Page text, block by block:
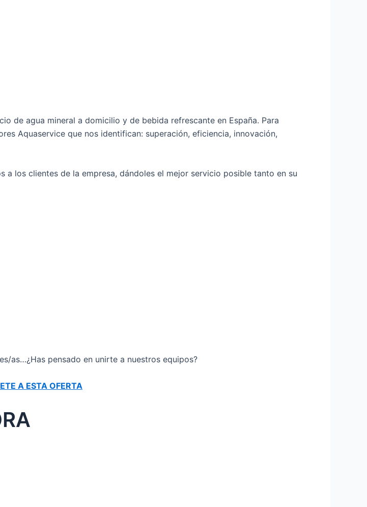
de agua mineral a domicilio y de bebida refrescante en España. Para
Aquaservice que nos identifican: superación, eficiencia, innovación,
los clientes de la empresa, dándoles el mejor servicio posible tanto en su
as…¿Has pensado en unirte a nuestros equipos?
A ESTA OFERTA